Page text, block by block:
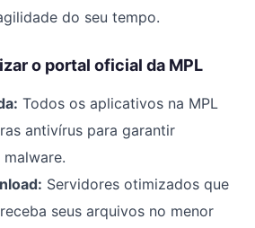
do seu tempo.
o portal oficial da MPL
Todos os aplicativos na MPL
antivírus para garantir
Servidores otimizados que
seus arquivos no menor